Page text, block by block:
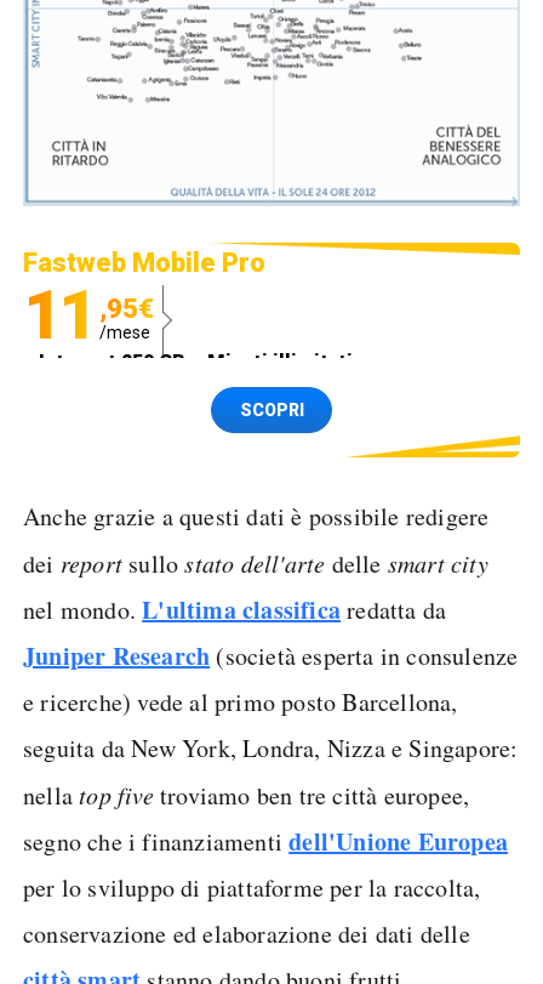
Fastweb Mobile Pro
11 ,95€
/mese
Internet 250 GB e Minuti illimitati
Spedizione SIM GRATISSCOPRI
Anche grazie a questi dati è possibile redigere
dei report sullostato dell'arte delle smart city
nel mondo.L'ultima classificaredatta da
Juniper Research (società esperta in consulenze
e ricerche) vede al primo posto Barcellona,
seguita da New York, Londra, Nizza e Singapore:
nellatop fivetroviamo ben tre città europee,
segno che i finanziamentidell'Unione Europea
per lo sviluppo di piattaforme per la raccolta,
conservazione ed elaborazione dei dati delle